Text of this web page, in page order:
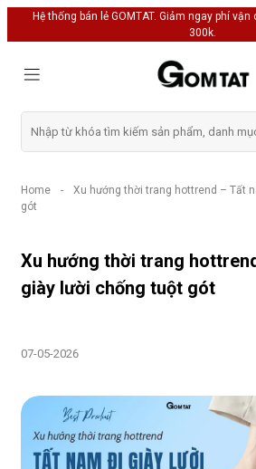
Hệ thống bán lẻ GOMTAT. Giảm ngay phí
300k.
Home -
Xu hướng thời trang hottrend – Tất
gót
Xu hướng thời trang
giày lười chống tuột gót
07-05-2026